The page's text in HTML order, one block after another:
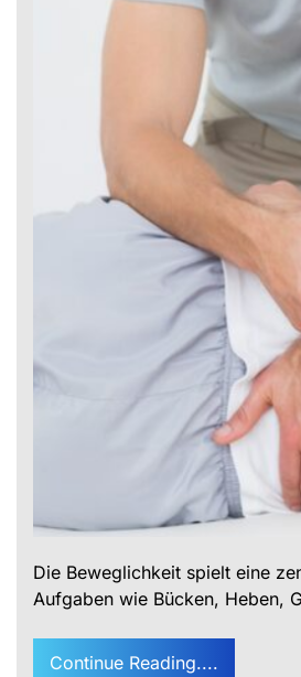
Die Beweglichkeit spielt eine
Aufgaben wie Bücken, Heben,
Continue Reading....